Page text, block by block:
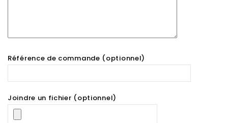
Référence de commande (optionnel)
Joindre un fichier (optionnel)